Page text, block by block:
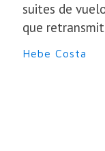
suites de
que
Hebe Costa